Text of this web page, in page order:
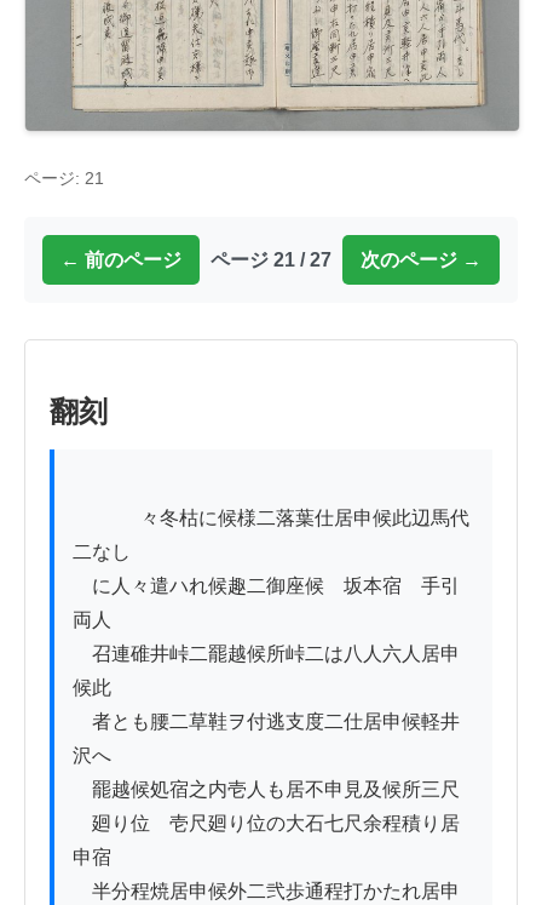
ページ: 21
← 前のページ ページ 21 / 27 次のページ →
翻刻
二なし
に人々遣ハれ候趣二御座候　坂本宿ゟ手引
両人
召連碓井峠二罷越候所峠二は八人六人居申
候此
者とも腰二草鞋ヲ付逃支度二仕居申候軽井
沢へ
罷越候処宿之内壱人も居不申見及候所三尺
廻り位ゟ壱尺廻り位の大石七尺余程積り居
申宿
半分程焼居申候外二弐歩通程打かたれ居申